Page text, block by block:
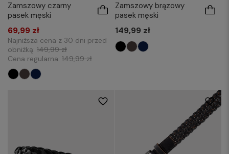
Zamszowy czarny
pasek męski
69,99 zł
Najniższa cena z 30 dni przed
obniżką: 149,99 zł
Cena regularna: 149,99 zł
Zamszowy brązowy
pasek męski
149,99 zł